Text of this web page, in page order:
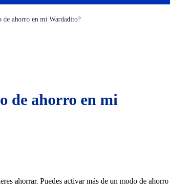
de ahorro en mi Wardadito?
de ahorro en mi
ahorrar. Puedes activar más de un modo de ahorro